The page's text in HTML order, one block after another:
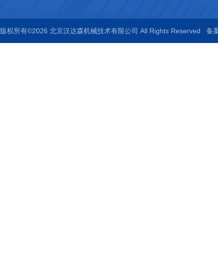
版权所有©2026 北京汉达森机械技术有限公司 All Rights Reserved 备